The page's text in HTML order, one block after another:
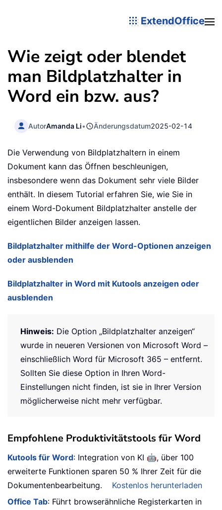
ExtendOffice
Wie zeigt oder blendet
man Bildplatzhalter in
Word ein bzw. aus?
AutorAmanda Li• Änderungsdatum2025-02-14
Die Verwendung von Bildplatzhaltern in einem
Dokument kann das Öffnen beschleunigen,
insbesondere wenn das Dokument sehr viele Bilder
enthält. In diesem Tutorial erfahren Sie, wie Sie in
einem Word-Dokument Bildplatzhalter anstelle der
eigentlichen Bilder anzeigen lassen.
Bildplatzhalter mithilfe der Word-Optionen anzeigen
oder ausblenden
Bildplatzhalter in Word mit Kutools anzeigen oder
ausblenden
Hinweis: Die Option „Bildplatzhalter anzeigen“
wurde in neueren Versionen von Microsoft Word –
einschließlich Word für Microsoft 365 – entfernt.
Sollten Sie diese Option in Ihren Word-
Einstellungen nicht finden, ist sie in Ihrer Version
möglicherweise nicht mehr verfügbar.
Empfohlene Produktivitätstools für Word
Kutools für Word: Integration von KI 🤖, über 100
erweiterte Funktionen sparen 50 % Ihrer Zeit für die
Dokumentenbearbeitung.
Kostenlos herunterladen
Office Tab: Führt browserähnliche Registerkarten in